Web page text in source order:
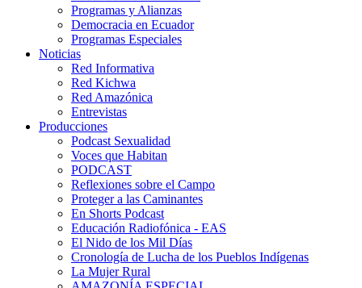
Programas y Alianzas
Democracia en Ecuador
Programas Especiales
Noticias
Red Informativa
Red Kichwa
Red Amazónica
Entrevistas
Producciones
Podcast Sexualidad
Voces que Habitan
PODCAST
Reflexiones sobre el Campo
Proteger a las Caminantes
En Shorts Podcast
Educación Radiofónica - EAS
El Nido de los Mil Días
Cronología de Lucha de los Pueblos Indígenas
La Mujer Rural